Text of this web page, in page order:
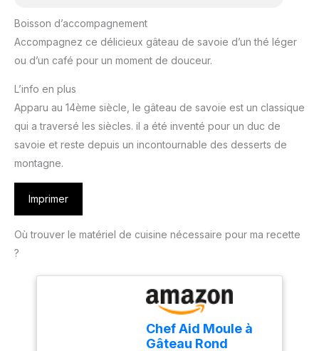
Boisson d’accompagnement
Accompagnez ce délicieux gâteau de savoie d’un thé léger
ou d’un café pour un moment de douceur.
L’info en plus
Apparu au 14ème siècle, le gâteau de savoie est un classique
qui a traversé les siècles. il a été inventé pour un duc de
savoie et reste depuis un incontournable des desserts de
montagne.
Imprimer
Où trouver le matériel de cuisine nécessaire pour ma recette
?
Chef Aid Moule à
Gâteau Rond